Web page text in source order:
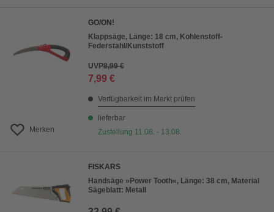
Merken
GO/ON!
Klappsäge, Länge: 18 cm, Kohlenstoff-
Federstahl/Kunststoff
UVP8,99 €
7,99 €
Verfügbarkeit im Markt prüfen
lieferbar
Zustellung 11.08. - 13.08.
FISKARS
Handsäge »Power Tooth«, Länge: 38 cm, Material
Sägeblatt: Metall